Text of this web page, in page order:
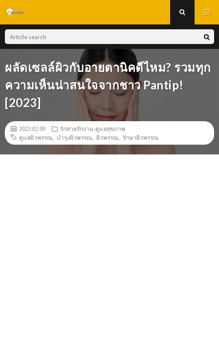
ผลัดเซลล์ผิวกับอายตานิคดีไหม? รวมทุก
ความเห็นน่าสนใจจากชาว Pantip!
[2023]
2023.02.09
รักสวยรักงาม-ดูแลสุขภาพ
ดูแลผิวพรรณ
บำรุงผิวพรรณ ผิวพรรณ รักษาผิวพรรณ